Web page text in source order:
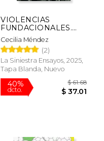
VIOLENCIAS
FUNDACIONALES.
Ensayos sobre
racismo, guerra y
política en el Perú
Cecilia Méndez
(2)
La Siniestra Ensayos, 2025,
Tapa Blanda, Nuevo